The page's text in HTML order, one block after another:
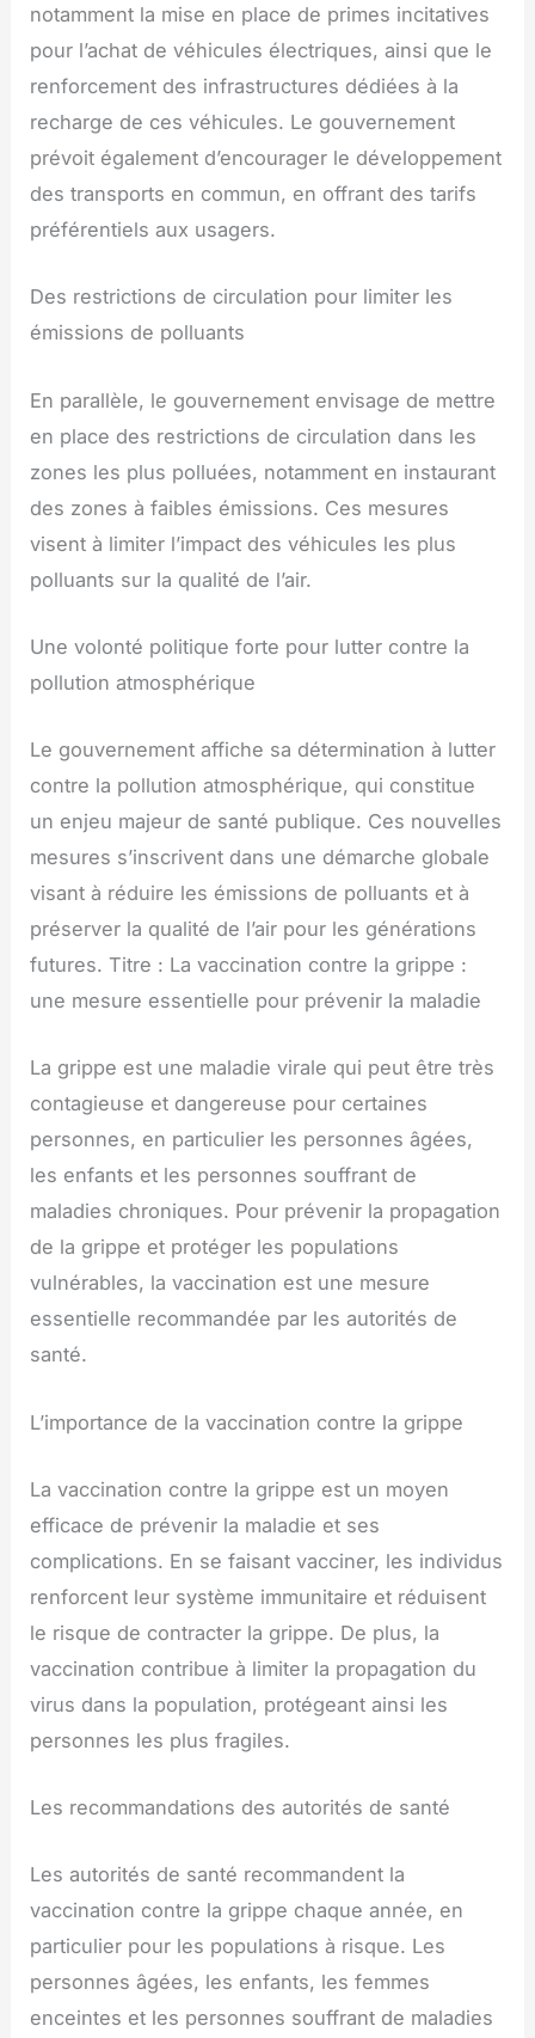
notamment la mise en place de primes incitatives
pour l’achat de véhicules électriques, ainsi que le
renforcement des infrastructures dédiées à la
recharge de ces véhicules. Le gouvernement
prévoit également d’encourager le développement
des transports en commun, en offrant des tarifs
préférentiels aux usagers.
Des restrictions de circulation pour limiter les
émissions de polluants
En parallèle, le gouvernement envisage de mettre
en place des restrictions de circulation dans les
zones les plus polluées, notamment en instaurant
des zones à faibles émissions. Ces mesures
visent à limiter l’impact des véhicules les plus
polluants sur la qualité de l’air.
Une volonté politique forte pour lutter contre la
pollution atmosphérique
Le gouvernement affiche sa détermination à lutter
contre la pollution atmosphérique, qui constitue
un enjeu majeur de santé publique. Ces nouvelles
mesures s’inscrivent dans une démarche globale
visant à réduire les émissions de polluants et à
préserver la qualité de l’air pour les générations
futures. Titre : La vaccination contre la grippe :
une mesure essentielle pour prévenir la maladie
La grippe est une maladie virale qui peut être très
contagieuse et dangereuse pour certaines
personnes, en particulier les personnes âgées,
les enfants et les personnes souffrant de
maladies chroniques. Pour prévenir la propagation
de la grippe et protéger les populations
vulnérables, la vaccination est une mesure
essentielle recommandée par les autorités de
santé.
L’importance de la vaccination contre la grippe
La vaccination contre la grippe est un moyen
efficace de prévenir la maladie et ses
complications. En se faisant vacciner, les individus
renforcent leur système immunitaire et réduisent
le risque de contracter la grippe. De plus, la
vaccination contribue à limiter la propagation du
virus dans la population, protégeant ainsi les
personnes les plus fragiles.
Les recommandations des autorités de santé
Les autorités de santé recommandent la
vaccination contre la grippe chaque année, en
particulier pour les populations à risque. Les
personnes âgées, les enfants, les femmes
enceintes et les personnes souffrant de maladies